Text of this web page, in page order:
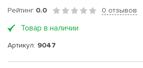
Рейтинг 0.0 0 отзывов
Товар в наличии
Артикул: 9047